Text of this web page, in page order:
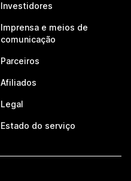
Investidores
Imprensa e meios de
comunicação
Parceiros
Afiliados
Legal
Estado do serviço